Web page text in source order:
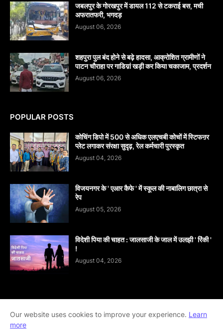
जबलपुर के गोरखपुर में डायल 112 से टकराई बस, मची
अफरातफरी, भगदड़
August 06, 2026
शहपुरा पुल बंद होने से बढ़े हादसा, आक्रोशित ग्रामीणों ने
पाटन चौराहा पर गाडिय़ां खड़ी कर किया चकाजाम, प्रदर्शन
August 06, 2026
POPULAR POSTS
कोचिंग डिपो में 500 से अधिक एलएचबी कोचों में स्टिफऩर
प्लेट लगाकर संरक्षा सुदृढ़, रेल कर्मचारी पुरस्कृत
August 04, 2026
विजयनगर के ' एआर कैफे ' में स्कूल की नाबालिग छात्रा से
रेप
August 05, 2026
विदेशी पिया की चाहत : जालसाजी के जाल में उलझी ' रिंकी '
!
August 04, 2026
Home About contact-us
Disclaimer
Our website uses cookies to improve your experience. Learn
more